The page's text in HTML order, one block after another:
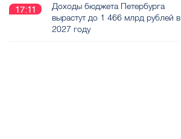
17:11
Доходы бюджета Петербурга
вырастут до 1 466 млрд рублей в
2027 году